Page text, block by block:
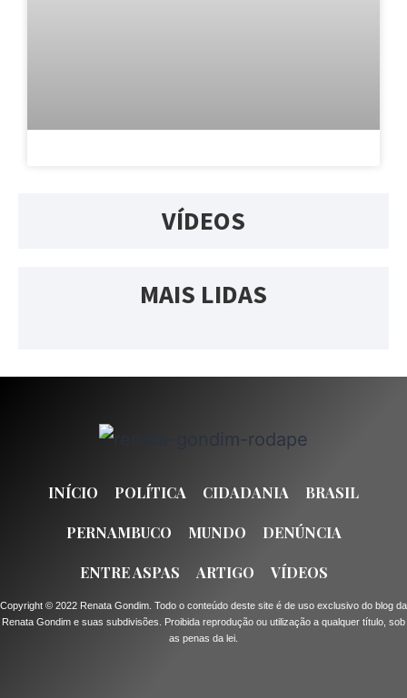
VÍDEOS
MAIS LIDAS
INÍCIO POLÍTICA CIDADANIA BRASIL
PERNAMBUCO MUNDO DENÚNCIA
ENTRE ASPAS ARTIGO VÍDEOS
Copyright © 2022 Renata Gondim. Todo o conteúdo deste site é de uso exclusivo do blog da
Renata Gondim e suas subdivisões. Proibida reprodução ou utilização a qualquer título, sob
as penas da lei.